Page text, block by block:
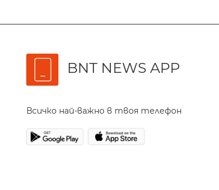
BNT NEWS APP
Всичко най-важно в твоя телефон